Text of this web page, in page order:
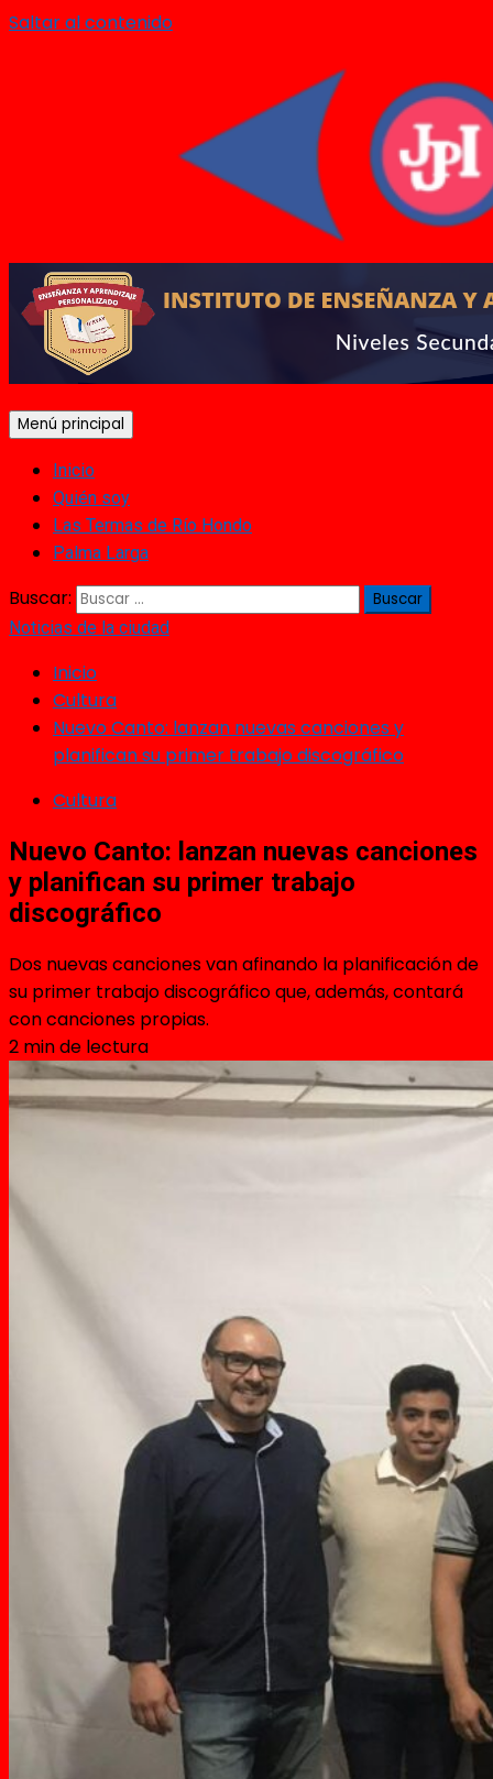
Saltar al contenido
Menú principal
Inicio
Quién soy
Las Termas de Río Hondo
Palma Larga
Buscar:
Noticias de la ciudad
Inicio
Cultura
Nuevo Canto: lanzan nuevas canciones y
planifican su primer trabajo discográfico
Cultura
Nuevo Canto: lanzan nuevas canciones
y planifican su primer trabajo
discográfico
Dos nuevas canciones van afinando la planificación de
su primer trabajo discográfico que, además, contará
con canciones propias.
2 min de lectura